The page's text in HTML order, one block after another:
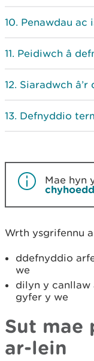
Penawdau ac
Peidiwch â
Siaradwch
Defnyddio
Mae hyn
Wrth ysgrifennu
ddefnyddio
we
dilyn y canllaw
gyfer y we
Sut mae
ar-lein